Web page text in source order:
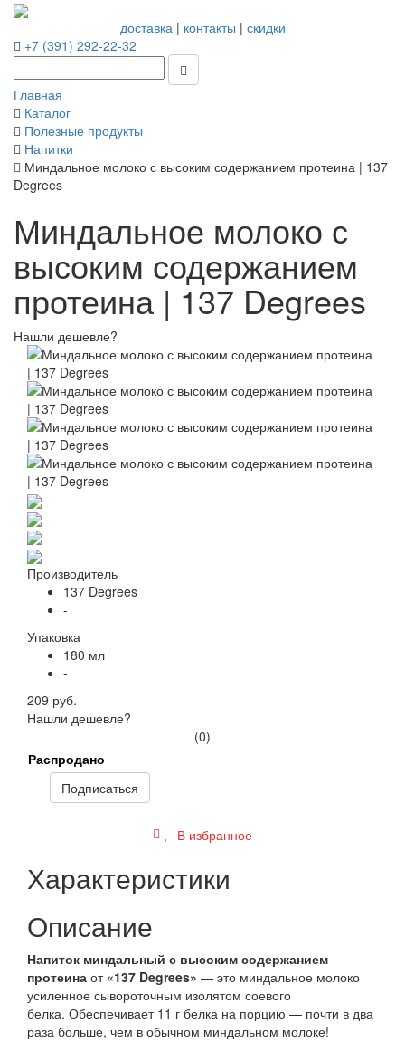
доставка| контакты | скидки
+7 (391) 292-22-32
Главная
Каталог
Полезные продукты
Напитки
Миндальное молоко с высоким содержанием протеина | 137
Degrees
Миндальное молоко с
высоким содержанием
протеина | 137 Degrees
Нашли дешевле?
Производитель
137 Degrees
-
Упаковка
180 мл
-
209 руб.
Нашли дешевле?
(0)
Распродано
Подписаться
В избранное
Характеристики
Описание
Напиток миндальный с высоким содержанием
протеина от «137 Degrees» — это миндальное молоко
усиленное сывороточным изолятом соевого
белка. Обеспечивает 11 г белка на порцию — почти в два
раза больше, чем в обычном миндальном молоке!